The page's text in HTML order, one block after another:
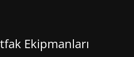
Ekipmanları